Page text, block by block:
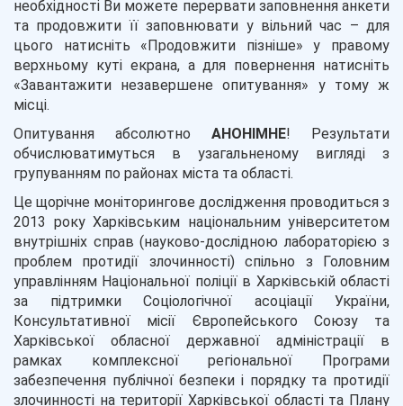
необхідності Ви можете перервати заповнення анкети
та продовжити її заповнювати у вільний час – для
цього натисніть «Продовжити пізніше» у правому
верхньому куті екрана, а для повернення натисніть
«Завантажити незавершене опитування» у тому ж
місці.
Опитування абсолютно АНОНІМНЕ! Результати
обчислюватимуться в узагальненому вигляді з
групуванням по районах міста та області.
Це щорічне моніторингове дослідження проводиться з
2013 року Харківським національним університетом
внутрішніх справ (науково-дослідною лабораторією з
проблем протидії злочинності) спільно з Головним
управлінням Національної поліції в Харківській області
за підтримки Соціологічної асоціації України,
Консультативної місії Європейського Союзу та
Харківської обласної державної адміністрації в
рамках комплексної регіональної Програми
забезпечення публічної безпеки і порядку та протидії
злочинності на території Харківської області та Плану